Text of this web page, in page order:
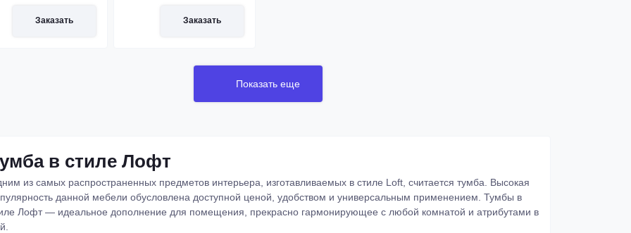
Заказать Заказать
Показать еще
в стиле Лофт
из самых распространенных предметов интерьера, изготавливаемых в стиле Loft, считается тумба. Высокая
данной мебели обусловлена доступной ценой, удобством и универсальным применением. Тумбы в
Лофт — идеальное дополнение для помещения, прекрасно гармонирующее с любой комнатой и атрибутами в